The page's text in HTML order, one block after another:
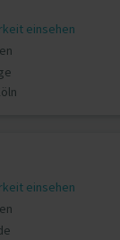
einsehen
einsehen